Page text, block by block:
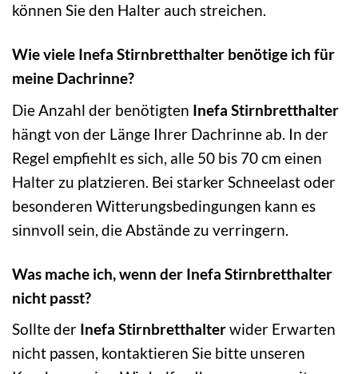
können Sie den Halter auch streichen.
Wie viele Inefa Stirnbretthalter benötige ich für
meine Dachrinne?
Die Anzahl der benötigten Inefa Stirnbretthalter
hängt von der Länge Ihrer Dachrinne ab. In der
Regel empfiehlt es sich, alle 50 bis 70 cm einen
Halter zu platzieren. Bei starker Schneelast oder
besonderen Witterungsbedingungen kann es
sinnvoll sein, die Abstände zu verringern.
Was mache ich, wenn der Inefa Stirnbretthalter
nicht passt?
Sollte der Inefa Stirnbretthalterwider Erwarten
nicht passen, kontaktieren Sie bitte unseren